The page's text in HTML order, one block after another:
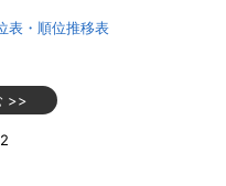
表・順位推移表
>>
2